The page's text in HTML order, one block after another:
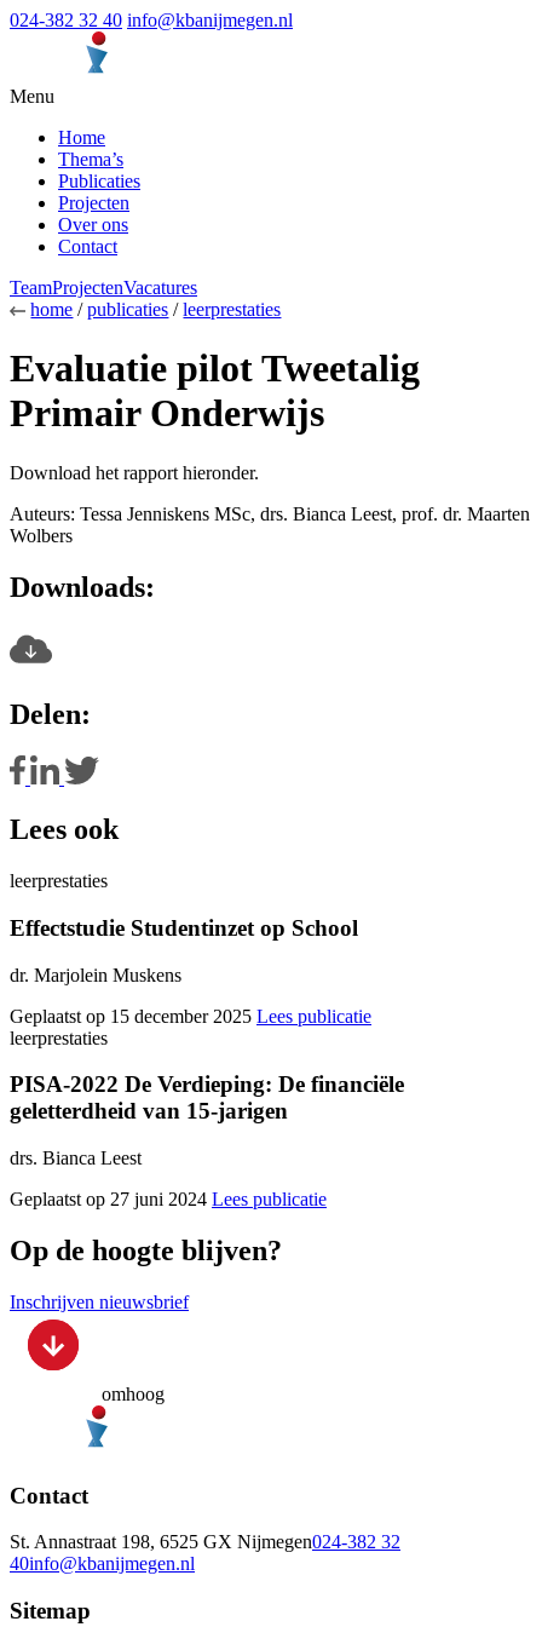
024-382 32 40 info@kbanijmegen.nl
Menu
Home
Thema’s
Publicaties
Projecten
Over ons
Contact
TeamProjectenVacatures
home /publicaties /leerprestaties
Evaluatie pilot Tweetalig
Primair Onderwijs
Download het rapport hieronder.
Auteurs: Tessa Jenniskens MSc, drs. Bianca Leest, prof. dr. Maarten
Wolbers
Downloads:
Delen:
Lees ook
leerprestaties
Effectstudie Studentinzet op School
dr. Marjolein Muskens
Geplaatst op 15 december 2025 Lees publicatie
leerprestaties
PISA-2022 De Verdieping: De financiële
geletterdheid van 15-jarigen
drs. Bianca Leest
Geplaatst op 27 juni 2024 Lees publicatie
Op de hoogte blijven?
Inschrijven nieuwsbrief
omhoog
Contact
St. Annastraat 198, 6525 GX Nijmegen024-382 32
40info@kbanijmegen.nl
Sitemap